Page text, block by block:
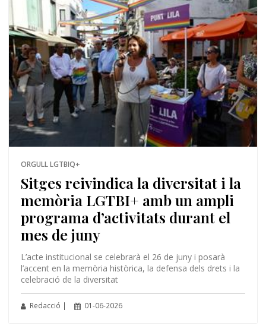
ORGULL LGTBIQ+
Sitges reivindica la diversitat i la
memòria LGTBI+ amb un ampli
programa d’activitats durant el
mes de juny
L’acte institucional se celebrarà el 26 de juny i posarà
l’accent en la memòria històrica, la defensa dels drets i la
celebració de la diversitat
Redacció | 01-06-2026